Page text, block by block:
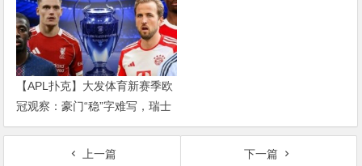
【APL扑克】大发体育新赛季欧
冠观察：豪门“稳”字难写，瑞士
轮赛制让每一场都变成生死
上一篇
下一篇